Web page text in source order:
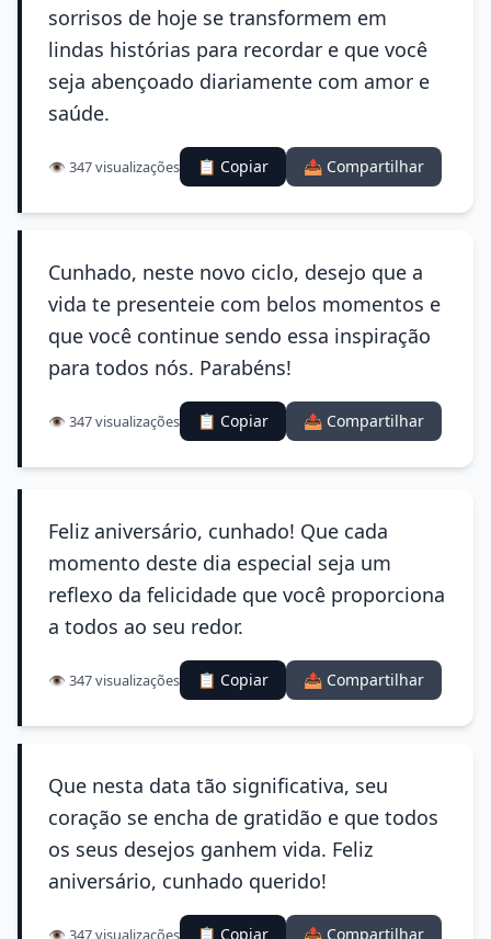
sorrisos de hoje se transformem em
lindas histórias para recordar e que você
seja abençoado diariamente com amor e
saúde.
👁️ 347 visualizações 📋 Copiar 📤 Compartilhar
Cunhado, neste novo ciclo, desejo que a
vida te presenteie com belos momentos e
que você continue sendo essa inspiração
para todos nós. Parabéns!
👁️ 347 visualizações 📋 Copiar 📤 Compartilhar
Feliz aniversário, cunhado! Que cada
momento deste dia especial seja um
reflexo da felicidade que você proporciona
a todos ao seu redor.
👁️ 347 visualizações 📋 Copiar 📤 Compartilhar
Que nesta data tão significativa, seu
coração se encha de gratidão e que todos
os seus desejos ganhem vida. Feliz
aniversário, cunhado querido!
👁️ 347 visualizações 📋 Copiar 📤 Compartilhar